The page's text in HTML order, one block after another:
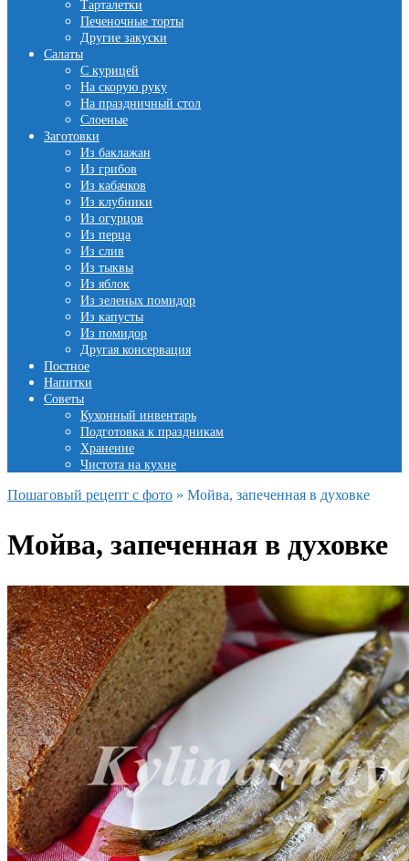
Тарталетки
Печеночные торты
Другие закуски
Салаты
С курицей
На скорую руку
На праздничный стол
Слоеные
Заготовки
Из баклажан
Из грибов
Из кабачков
Из клубники
Из огурцов
Из перца
Из слив
Из тыквы
Из яблок
Из зеленых помидор
Из капусты
Из помидор
Другая консервация
Постное
Напитки
Советы
Кухонный инвентарь
Подготовка к праздникам
Хранение
Чистота на кухне
Пошаговый рецепт с фото » Мойва, запеченная в духовке
Мойва, запеченная в духовке